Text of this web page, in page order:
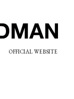
OFFICIAL WEBSITE